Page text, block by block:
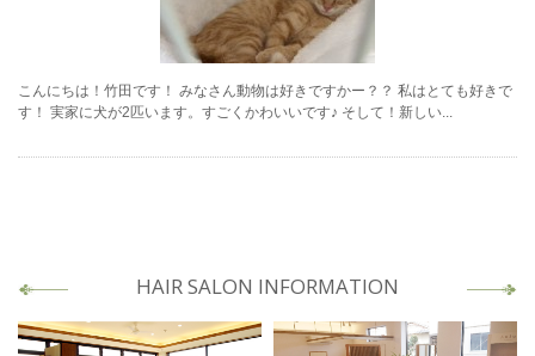
こんにちは！竹田です！ みなさん動物は好きですかー？？ 私はとても好きで
す！ 実家に犬が2匹います。すごくかわいいです♪ そして！新しい...
HAIR SALON INFORMATION